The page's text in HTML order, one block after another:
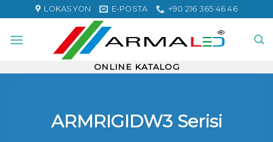
to
content
LOKASYON E-POSTA +90 216 365 46 46
ONLINE KATALOG
ARMRIGIDW3 Serisi